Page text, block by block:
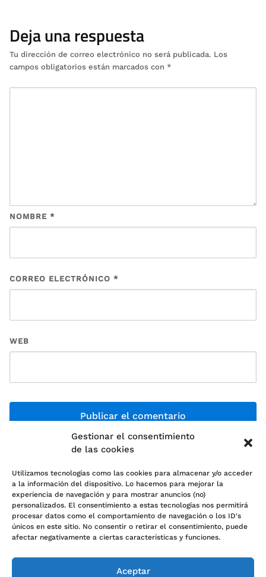
Gestionar el consentimiento
de las cookies
Utilizamos tecnologías como las cookies para almacenar y/o acceder
a la información del dispositivo. Lo hacemos para mejorar la
experiencia de navegación y para mostrar anuncios (no)
personalizados. El consentimiento a estas tecnologías nos permitirá
procesar datos como el comportamiento de navegación o los ID's
únicos en este sitio. No consentir o retirar el consentimiento, puede
afectar negativamente a ciertas características y funciones.
Aceptar
Deja una respuesta
Tu dirección de correo electrónico no será publicada. Los
campos obligatorios están marcados con *
NOMBRE *
CORREO ELECTRÓNICO *
WEB
Política de cookies (UE)
Política de Privacidad